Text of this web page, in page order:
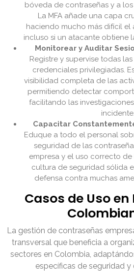
bóveda de contraseñas y a
La MFA añade una capa
haciendo mucho más difícil
incluso si un atacante obtiene
Monitorear y Auditar
Registre y supervise todas
credenciales privilegiadas.
visibilidad completa de las
permitiendo detectar
facilitando las
incidente.
Capacitar
Eduque a todo el personal
seguridad de las
empresa y el uso correcto de
cultura de seguridad sólida
defensa contra muchas
Casos de Uso
La gestión de contraseñas
transversal que beneficia a
sectores en Colombia,
específicas de seguridad